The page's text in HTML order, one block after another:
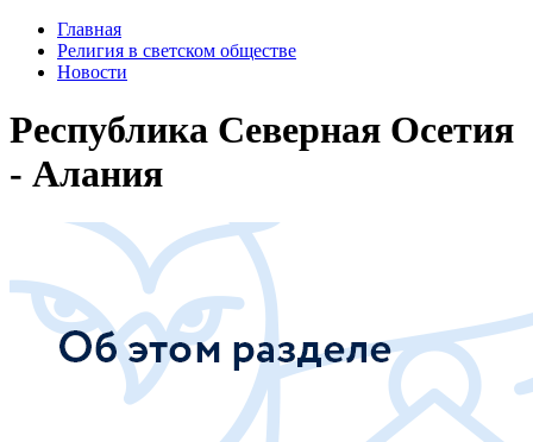
Главная
Религия в светском обществе
Новости
Республика Северная Осетия
- Алания